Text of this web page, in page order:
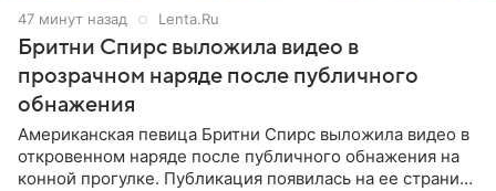
47 минут назад Lenta.Ru
Бритни Спирс выложила видео в
прозрачном наряде после публичного
обнажения
Американская певица Бритни Спирс выложила видео в
откровенном наряде после публичного обнажения на
конной прогулке. Публикация появилась на ее странице